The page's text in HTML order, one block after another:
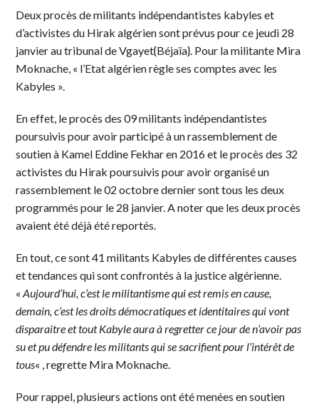
Deux procès de militants indépendantistes kabyles et
d’activistes du Hirak algérien sont prévus pour ce jeudi 28
janvier au tribunal de Vgayet{Béjaïa}. Pour la militante Mira
Moknache, « l’Etat algérien règle ses comptes avec les
Kabyles ».
En effet, le procès des 09 militants indépendantistes
poursuivis pour avoir participé à un rassemblement de
soutien à Kamel Eddine Fekhar en 2016 et le procès des 32
activistes du Hirak poursuivis pour avoir organisé un
rassemblement le 02 octobre dernier sont tous les deux
programmés pour le 28 janvier. A noter que les deux procès
avaient été déjà été reportés.
En tout, ce sont 41 militants Kabyles de différentes causes
et tendances qui sont confrontés à la justice algérienne.
«Aujourd’hui, c’est le militantisme qui est remis en cause,
demain, c’est les droits démocratiques et identitaires qui vont
disparaitre et tout Kabyle aura à regretter ce jour de n’avoir pas
su et pu défendre les militants qui se sacrifient pour l’intérêt de
tous« , regrette Mira Moknache.
Pour rappel, plusieurs actions ont été menées en soutien